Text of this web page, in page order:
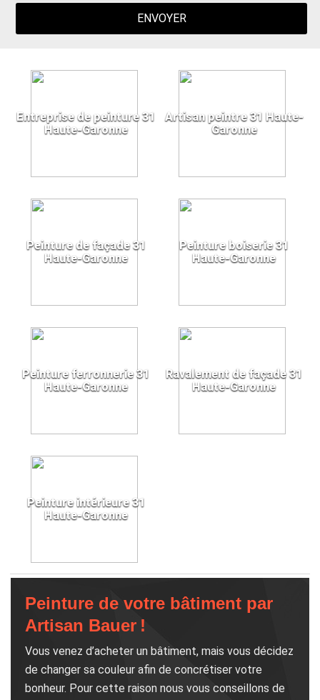
Entreprise de peinture 31
Haute-Garonne
Artisan peintre 31 Haute-
Garonne
Peinture de façade 31
Haute-Garonne
Peinture boiserie 31
Haute-Garonne
Peinture ferronnerie 31
Haute-Garonne
Ravalement de façade 31
Haute-Garonne
Peinture intérieure 31
Haute-Garonne
Peinture de votre bâtiment par
Artisan Bauer !
Vous venez d’acheter un bâtiment, mais vous décidez
de changer sa couleur afin de concrétiser votre
bonheur. Pour cette raison nous vous conseillons de